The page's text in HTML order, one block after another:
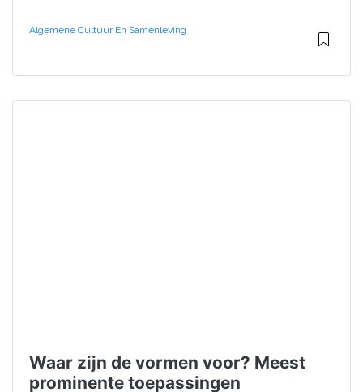
Algemene Cultuur En Samenleving
Waar zijn de vormen voor? Meest
prominente toepassingen